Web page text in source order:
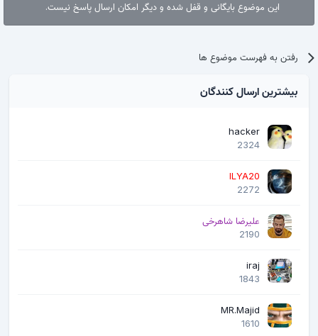
این موضوع بایگانی و قفل شده و دیگر امکان ارسال پاسخ نیست.
رفتن به فهرست موضوع ها
بیشترین ارسال کنندگان
hacker
2324
ILYA20
2272
علیرضا شاهرخی
2190
iraj
1843
MR.Majid
1610